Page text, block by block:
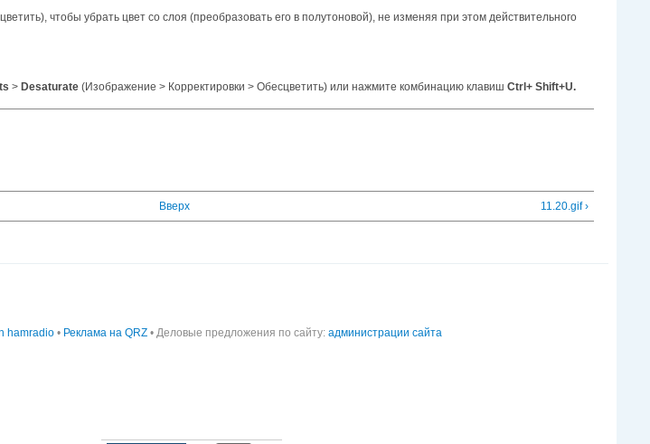
чтобы убрать цвет со слоя (преобразовать его в полутоновой), не изменяя при этом действительного
> Desaturate(Изображение > Корректировки > Обесцветить) или нажмите комбинацию клавишCtrl+ Shift+U.
Вверх 11.20.gif ›
hamradio• Реклама на QRZ• Деловые предложения по сайту: администрации сайта